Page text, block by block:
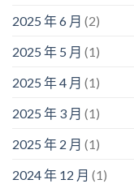
2025 年 6 月 (2)
2025 年 5 月 (1)
2025 年 4 月 (1)
2025 年 3 月 (1)
2025 年 2 月 (1)
2024 年 12 月 (1)